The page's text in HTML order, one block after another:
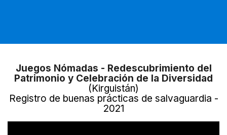
Juegos Nómadas - Redescubrimiento del
Patrimonio y Celebración de la Diversidad
(Kirguistán)
Registro de buenas prácticas de salvaguardia -
2021